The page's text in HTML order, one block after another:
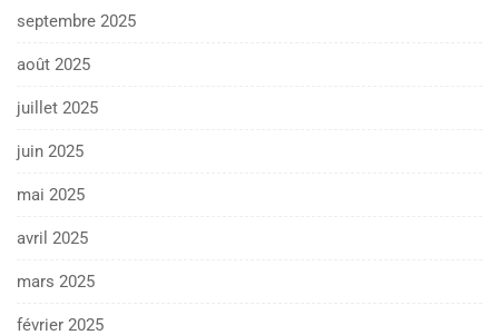
septembre 2025
août 2025
juillet 2025
juin 2025
mai 2025
avril 2025
mars 2025
février 2025